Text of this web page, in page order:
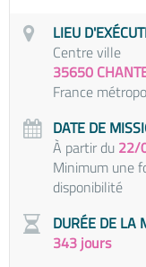
LIEU
Centre ville
35650
France
DATE DE
À partir du 22/
Minimum une
disponibilité
DURÉE DE LA
343 jours